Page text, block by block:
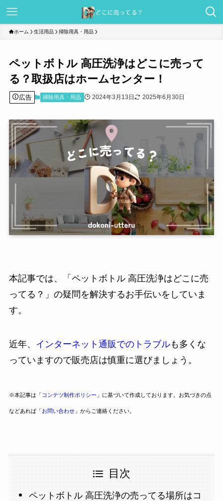
ホーム 生活用品 掃除用具・用品
ペットボトル 高圧洗浄はどこに売って
る？取扱店はホームセンター！
広告 掃除用具・用品 2024年3月13日 2025年6月30日
本記事では、「ペットボトル 高圧洗浄はどこに売
ってる？」の疑問を解決するお手伝いをしていま
す。
近年、 インターネット通販でのトラブルも多くな
っていますので販売店は慎重に選びましょう。
※本記事は「 コンテツ制作ポリシー 」に基づいて作成しております。お気づきの点
などあれば「お問い合わせ」からご連絡ください。
目次
ペットボトル 高圧洗浄の売ってる場所はコ